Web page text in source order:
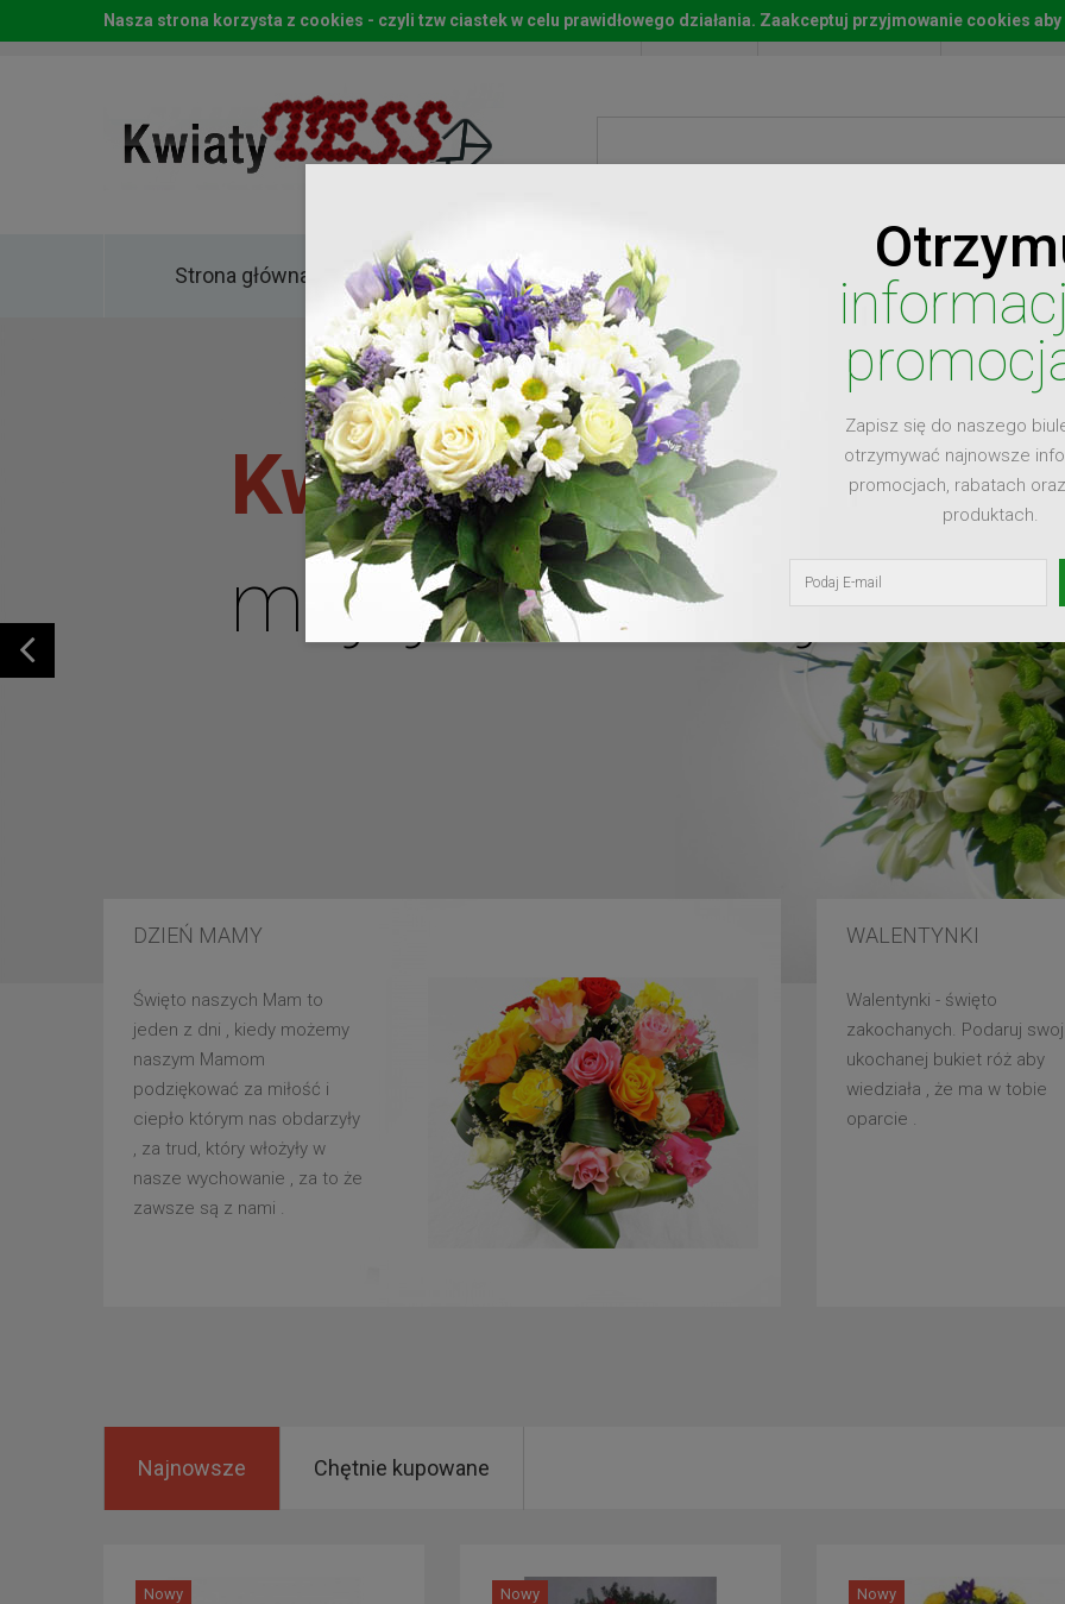
Start Moje konto Lista
Strona główna Kwiaty
Kwiaty dla
mojej ukochanej
DZIEŃ MAMY
Święto naszych Mam to
jeden z dni , kiedy możemy
naszym Mamom
podziękować za miłość i
ciepło którym nas obdarzyły
, za trud, który włożyły w
nasze wychowanie , za to że
zawsze są z nami .
WALENTYNKI
Walentynki - święto
zakochanych. Podaruj
ukochanej bukiet róż aby
wiedziała , że ma w tobie
oparcie .
Zapisz się do naszego
otrzymywać najnowsze
promocjach, rabatach
produktach.
Najnowsze Chętnie kupowane
Nowy Nowy Nowy
Nasza strona korzysta z cookies - czyli tzw ciastek w celu prawidłowego działania. Zaakceptuj przyjmowanie cookies